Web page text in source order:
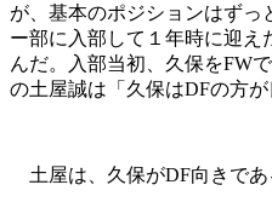
が、基本のポジションはずっ
ー部に入部して１年時に迎え
んだ。入部当初、久保をFW
の土屋誠は「久保はDFの方
土屋は、久保がDF向きであ